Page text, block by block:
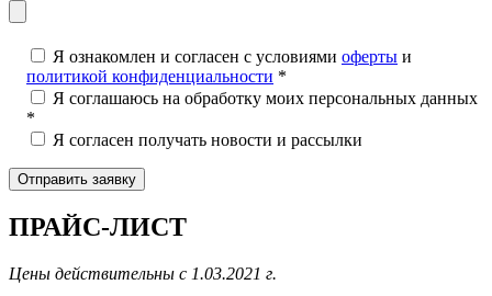
Я ознакомлен и согласен с условиями оферты и
политикой конфиденциальности *
Я соглашаюсь на обработку моих персональных данных
*
Я согласен получать новости и рассылки
ПРАЙС-ЛИСТ
Цены действительны с 1.03.2021 г.